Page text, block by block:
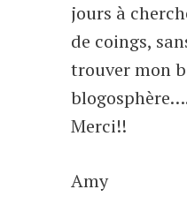
jours à
de coings,
trouver mon
Merci!!
Amy